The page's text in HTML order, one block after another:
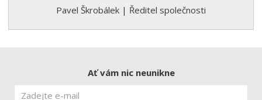
Pavel Škrobálek | Ředitel společnosti
Ať vám nic neunikne